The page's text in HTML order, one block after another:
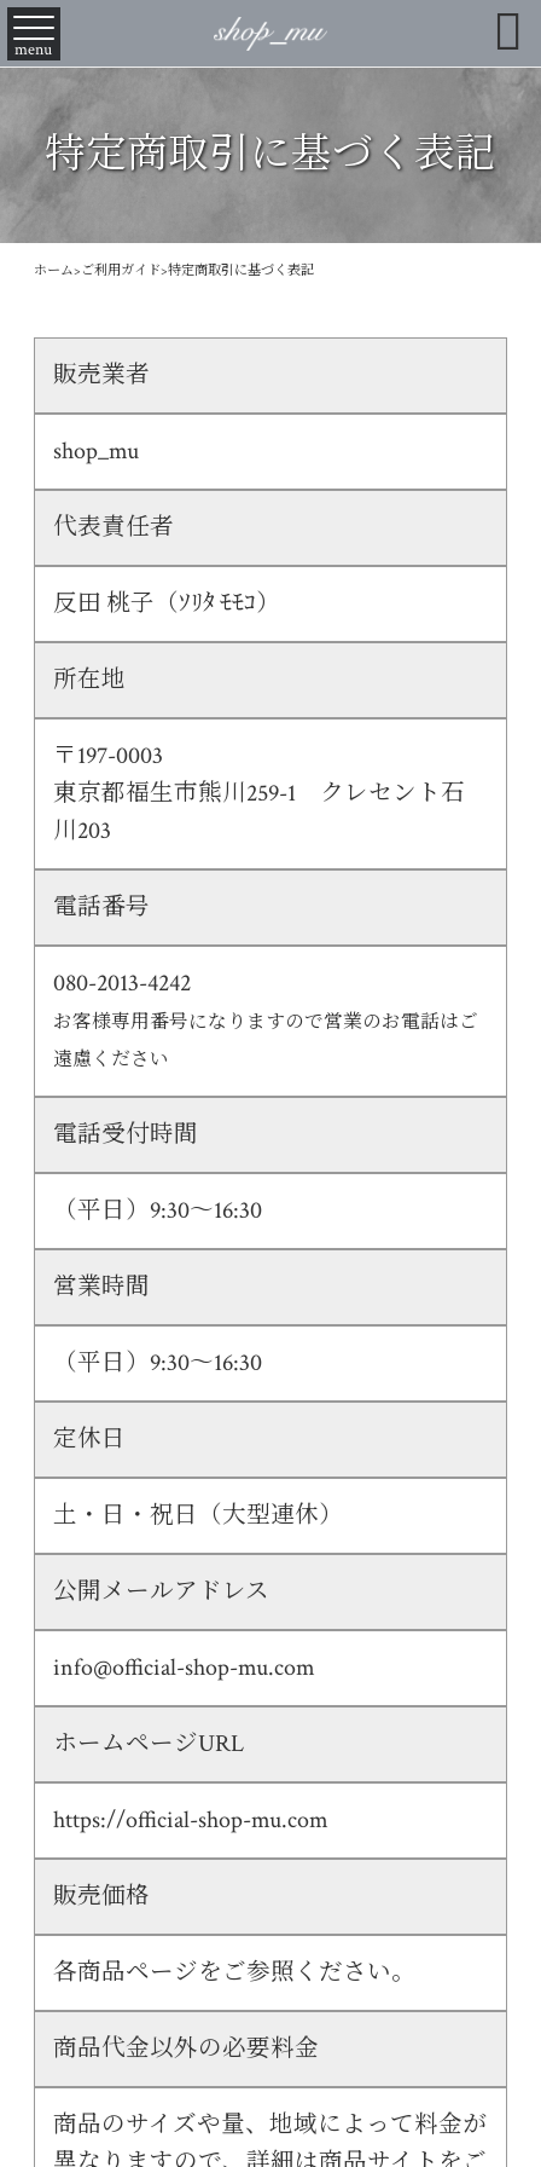
menu 
特定商取引に基づく表記
ホーム> ご利用ガイド>特定商取引に基づく表記
販売業者
shop_mu
代表責任者
反田 桃子（ｿﾘﾀ ﾓﾓｺ）
所在地
〒197-0003
東京都福生市熊川259-1 クレセント石
川203
電話番号
080-2013-4242
お客様専用番号になりますので営業のお電話はご
遠慮ください
電話受付時間
（平日）9:30～16:30
営業時間
（平日）9:30～16:30
定休日
土・日・祝日（大型連休）
公開メールアドレス
info@official-shop-mu.com
ホームページURL
https://official-shop-mu.com
販売価格
各商品ページをご参照ください。
商品代金以外の必要料金
商品のサイズや量、地域によって料金が